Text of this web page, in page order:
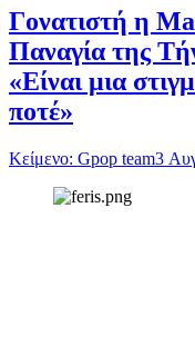
Γονατιστή η
Παναγία της
«Είναι μια
ποτέ»
Κείμενο: Gpop team3